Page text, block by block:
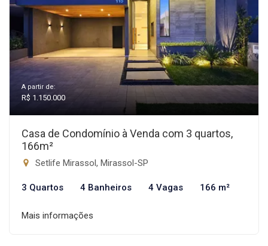
A partir de:
R$ 1.150.000
Casa de Condomínio à Venda com 3 quartos,
166m²
Setlife Mirassol, Mirassol-SP
3 Quartos 4 Banheiros 4 Vagas 166 m²
Mais informações